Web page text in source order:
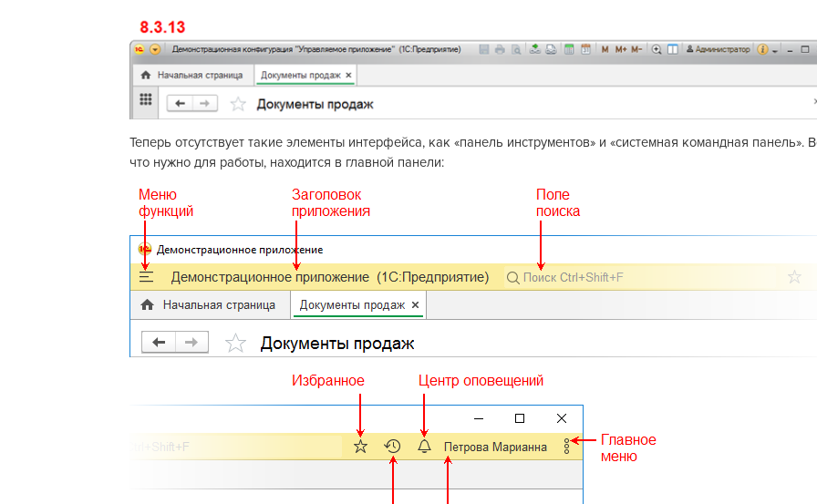
Теперь отсутствует такие элементы интерфейса, как «панель инструментов» и «системная командная панель».
что нужно для работы, находится в главной панели: